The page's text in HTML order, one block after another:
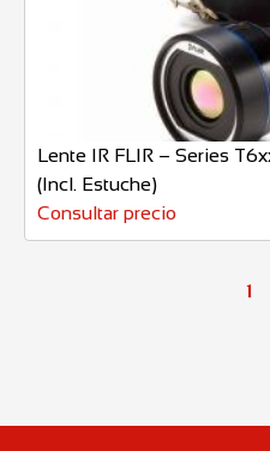
Lente IR FLIR – Series
(Incl. Estuche)
Consultar precio
1